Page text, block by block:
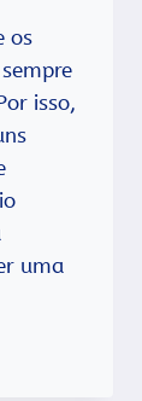
os
isso,
uma